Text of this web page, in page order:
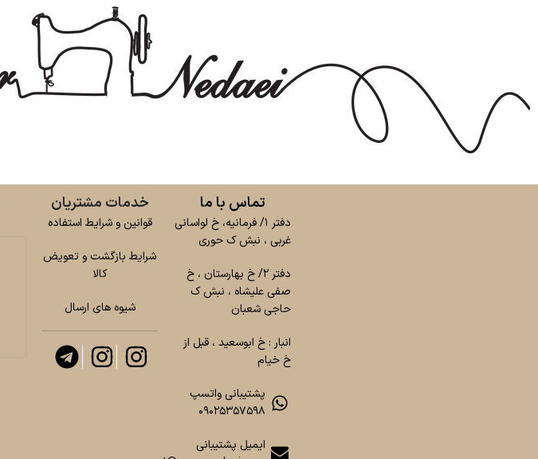
تماس با ما
دفتر ۱/ فرمانیه، خ لواسانی
غربی ، نبش ک حوری
دفتر ۲/ خ بهارستان ، خ
صفی علیشاه ، نبش ک
حاجی شعبان
انبار : خ ابوسعید ، قبل از
خ خیام
پشتیبانی واتسپ
۰۹۰۲۵۳۵۷۵۹۸
ایمیل پشتیبانی
خدمات مشتریان
قوانین و شرایط استفاده
شرایط بازگشت و تعویض
کالا
شیوه های ارسال